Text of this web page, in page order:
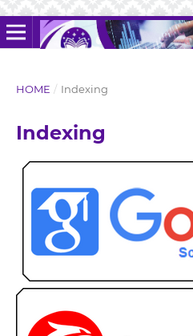
HOME / Indexing
Indexing